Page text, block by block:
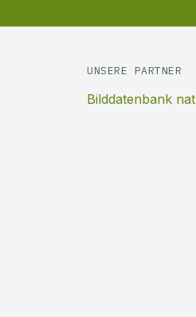
UNSERE PARTNER
Bilddatenbank